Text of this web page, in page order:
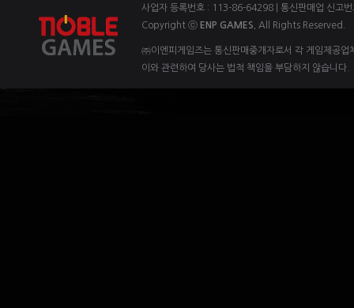
사업자 등록번호 : 113-86-64298 | 통신판매업 신고
Copyright ⓒ ENP GAMES. All Rights Reserved.
㈜이엔피게임즈는 통신판매중개자로서 각 게임제공
이와 관련하여 당사는 법적 책임을 부담하지 않습니다.